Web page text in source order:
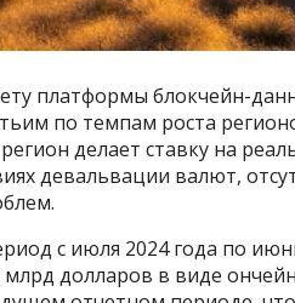
платформы блокчейн-
по темпам роста
делает ставку на
девальвации валют,
с июля 2024 года по
долларов в виде